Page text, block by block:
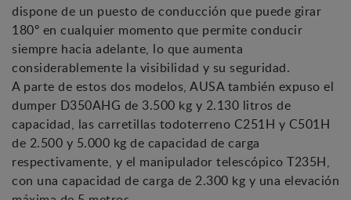
dispone de un puesto de conducción que puede girar
180º en cualquier momento que permite conducir
siempre hacia adelante, lo que aumenta
considerablemente la visibilidad y su seguridad.
A parte de estos dos modelos, AUSA también expuso el
dumper D350AHG de 3.500 kg y 2.130 litros de
capacidad, las carretillas todoterreno C251H y C501H
de 2.500 y 5.000 kg de capacidad de carga
respectivamente, y el manipulador telescópico T235H,
con una capacidad de carga de 2.300 kg y una elevación